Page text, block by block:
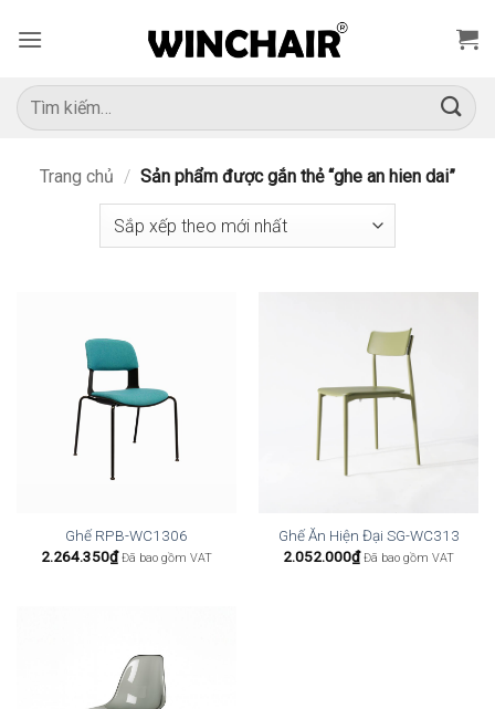
qua
dung
Tìm
kiếm:
Trang chủ / Sản phẩm được gắn thẻ “ghe an hien dai”
Ghế RPB-WC1306
2.264.350₫ Đã bao gồm VAT
Ghế Ăn Hiện Đại SG-WC313
2.052.000₫ Đã bao gồm VAT